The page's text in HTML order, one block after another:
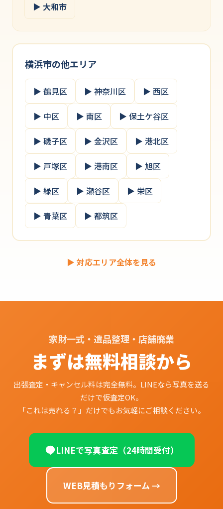
▶ 大和市
横浜市の他エリア
▶ 鶴見区 ▶ 神奈川区 ▶ 西区
▶ 中区 ▶ 南区 ▶ 保土ケ谷区
▶ 磯子区 ▶ 金沢区 ▶ 港北区
▶ 戸塚区 ▶ 港南区 ▶ 旭区
▶ 緑区 ▶ 瀬谷区 ▶ 栄区
▶ 青葉区 ▶ 都筑区
▶ 対応エリア全体を見る
家財一式・遺品整理・店舗廃業
まずは無料相談から
出張査定・キャンセル料は完全無料。LINEなら写真を送る
だけで仮査定OK。
「これは売れる？」だけでもお気軽にご相談ください。
LINEで写真査定（24時間受付）
WEB見積もりフォーム →